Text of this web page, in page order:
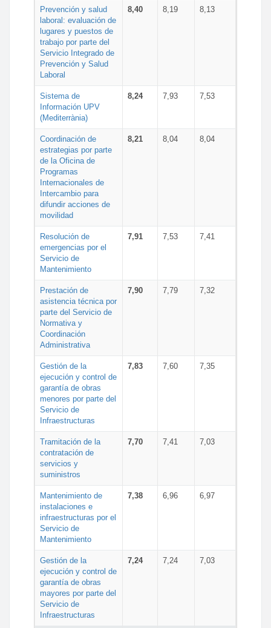
Prevención y salud
laboral: evaluación de
lugares y puestos de
trabajo por parte del
Servicio Integrado de
Prevención y Salud
Laboral
8,40 8,19 8,13
Sistema de
Información UPV
(Mediterrània)
8,24 7,93 7,53
Coordinación de
estrategias por parte
de la Oficina de
Programas
Internacionales de
Intercambio para
difundir acciones de
movilidad
8,21 8,04 8,04
Resolución de
emergencias por el
Servicio de
Mantenimiento
7,91 7,53 7,41
Prestación de
asistencia técnica por
parte del Servicio de
Normativa y
Coordinación
Administrativa
7,90 7,79 7,32
Gestión de la
ejecución y control de
garantía de obras
menores por parte del
Servicio de
Infraestructuras
7,83 7,60 7,35
Tramitación de la
contratación de
servicios y
suministros
7,70 7,41 7,03
Mantenimiento de
instalaciones e
infraestructuras por el
Servicio de
Mantenimiento
7,38 6,96 6,97
Gestión de la
ejecución y control de
garantía de obras
mayores por parte del
Servicio de
Infraestructuras
7,24 7,24 7,03